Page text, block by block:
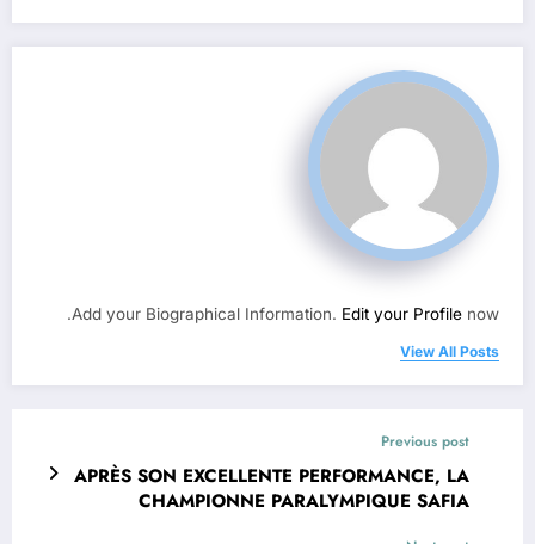
Add your Biographical Information. Edit your Profile now.
View All Posts
Previous post
APRÈS SON EXCELLENTE PERFORMANCE, LA
CHAMPIONNE PARALYMPIQUE SAFIA